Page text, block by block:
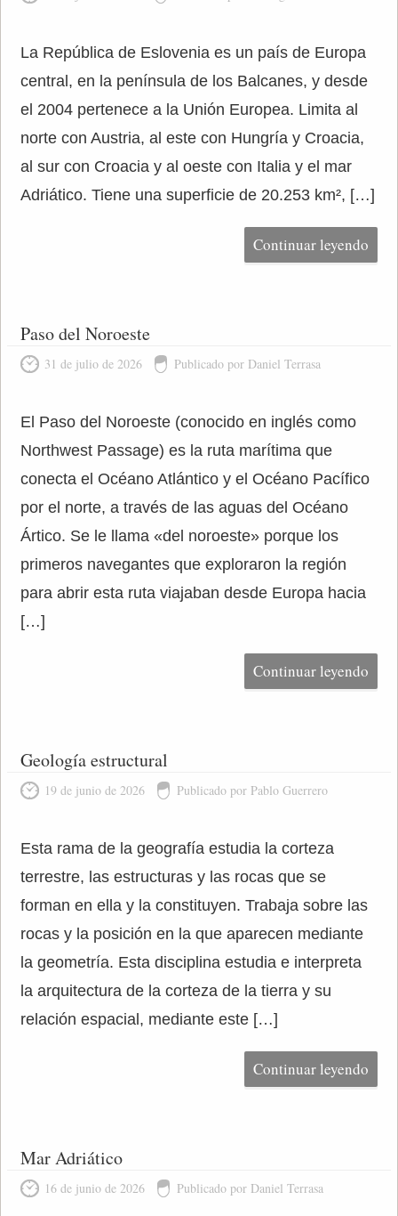
La República de Eslovenia es un país de Europa
central, en la península de los Balcanes, y desde
el 2004 pertenece a la Unión Europea. Limita al
norte con Austria, al este con Hungría y Croacia,
al sur con Croacia y al oeste con Italia y el mar
Adriático. Tiene una superficie de 20.253 km², […]
Continuar leyendo
Paso del Noroeste
31 de julio de 2026 Publicado por Daniel Terrasa
El Paso del Noroeste (conocido en inglés como
Northwest Passage) es la ruta marítima que
conecta el Océano Atlántico y el Océano Pacífico
por el norte, a través de las aguas del Océano
Ártico. Se le llama «del noroeste» porque los
primeros navegantes que exploraron la región
para abrir esta ruta viajaban desde Europa hacia
[…]
Continuar leyendo
Geología estructural
19 de junio de 2026 Publicado por Pablo Guerrero
Esta rama de la geografía estudia la corteza
terrestre, las estructuras y las rocas que se
forman en ella y la constituyen. Trabaja sobre las
rocas y la posición en la que aparecen mediante
la geometría. Esta disciplina estudia e interpreta
la arquitectura de la corteza de la tierra y su
relación espacial, mediante este […]
Continuar leyendo
Mar Adriático
16 de junio de 2026 Publicado por Daniel Terrasa